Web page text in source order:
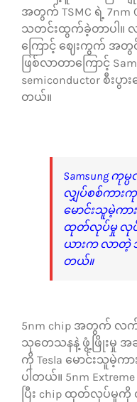
အတွက် TSMC ရဲ့
သတင်းထွက်ခဲ့တာပါ။ လ
ကြောင့် ဈေးကွက် အတွ
ဖြစ်လာတာကြောင့်
semiconductor စီးပွ
တယ်။
Samsung ကု
လျှပ်စစ်ကားကုမ္
မောင်းသူမဲ့ကာ
ထုတ်လုပ်မှု လုပ်
ယားက လာတဲ့
တယ်။
5nm chip အတွက် လက်
သုတေသနနဲ့ ဖွံ့ဖြိုးမှု အဆ
ကို Tesla မောင်းသူမဲ့
ပါတယ်။ 5nm Extreme
ပြီး chip ထုတ်လုပ်မှုကို